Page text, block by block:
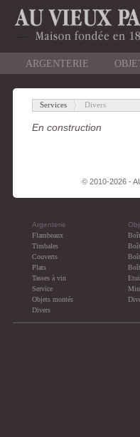
ARGENTERIE
Services
Divers
En construction
© 2010-2026 -
Argenterie
Flambeaux
Timbales
Couverts
Plats
Tasses à vin
Service
Objets montés
Divers